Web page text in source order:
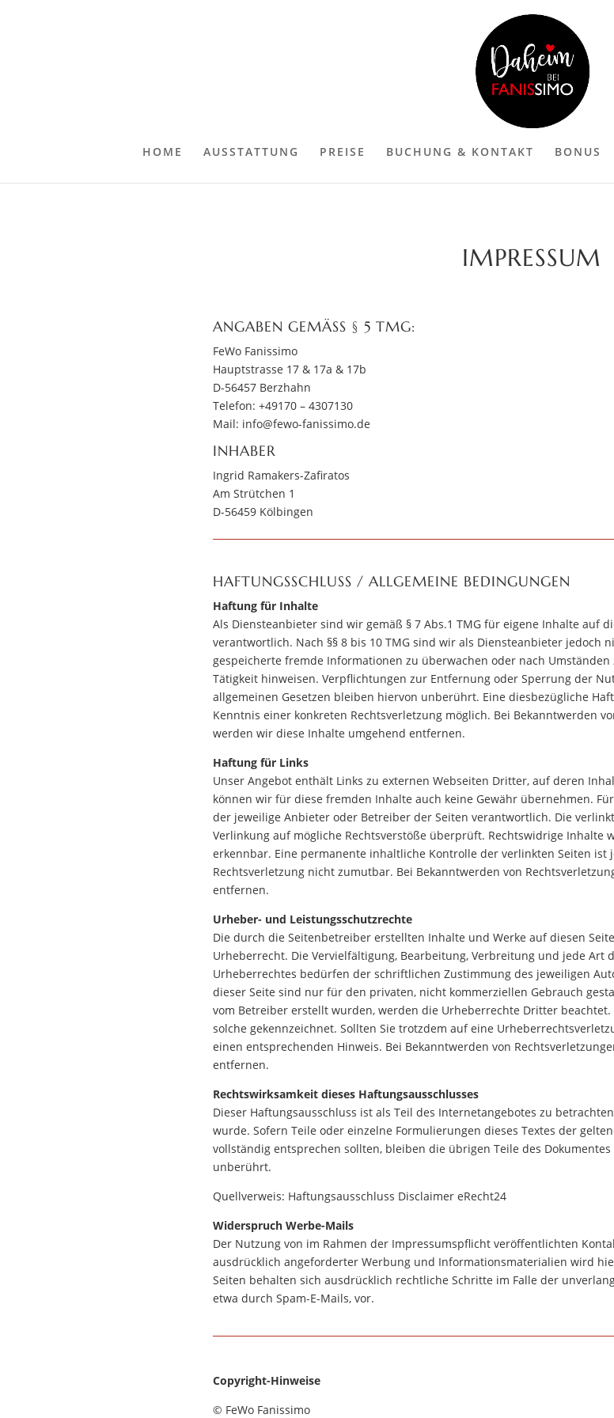
HOME AUSSTATTUNG PREISE BUCHUNG & KONTAKT BONUS
IMPRESSUM
ANGABEN GEMÄSS § 5 TMG:
FeWo Fanissimo
Hauptstrasse 17 & 17a & 17b
D-56457 Berzhahn
Telefon: +49170 – 4307130
Mail: info@fewo-fanissimo.de
INHABER
Ingrid Ramakers-Zafiratos
Am Strütchen 1
D-56459 Kölbingen
HAFTUNGSSCHLUSS / ALLGEMEINE BEDINGUNGEN
Haftung für Inhalte
Als Diensteanbieter sind wir gemäß § 7 Abs.1 TMG für eigene Inhalte auf
verantwortlich. Nach §§ 8 bis 10 TMG sind wir als Diensteanbieter jedoch
gespeicherte fremde Informationen zu überwachen oder nach
Tätigkeit hinweisen. Verpflichtungen zur Entfernung oder Sperrung der
allgemeinen Gesetzen bleiben hiervon unberührt. Eine diesbezügliche
Kenntnis einer konkreten Rechtsverletzung möglich. Bei Bekanntwerden
werden wir diese Inhalte umgehend entfernen.
Haftung für Links
Unser Angebot enthält Links zu externen Webseiten Dritter, auf deren
können wir für diese fremden Inhalte auch keine Gewähr übernehmen.
der jeweilige Anbieter oder Betreiber der Seiten verantwortlich. Die
Verlinkung auf mögliche Rechtsverstöße überprüft. Rechtswidrige Inhalte
erkennbar. Eine permanente inhaltliche Kontrolle der verlinkten Seiten ist
Rechtsverletzung nicht zumutbar. Bei Bekanntwerden von
entfernen.
Urheber- und Leistungsschutzrechte
Die durch die Seitenbetreiber erstellten Inhalte und Werke auf diesen
Urheberrecht. Die Vervielfältigung, Bearbeitung, Verbreitung und jede Art
Urheberrechtes bedürfen der schriftlichen Zustimmung des jeweiligen
dieser Seite sind nur für den privaten, nicht kommerziellen Gebrauch
vom Betreiber erstellt wurden, werden die Urheberrechte Dritter
solche gekennzeichnet. Sollten Sie trotzdem auf eine
einen entsprechenden Hinweis. Bei Bekanntwerden von
entfernen.
Rechtswirksamkeit dieses Haftungsausschlusses
Dieser Haftungsausschluss ist als Teil des Internetangebotes zu
wurde. Sofern Teile oder einzelne Formulierungen dieses Textes der
vollständig entsprechen sollten, bleiben die übrigen Teile des
unberührt.
Quellverweis: Haftungsausschluss Disclaimer eRecht24
Widerspruch Werbe-Mails
Der Nutzung von im Rahmen der Impressumspflicht veröffentlichten
ausdrücklich angeforderter Werbung und Informationsmaterialien wird
Seiten behalten sich ausdrücklich rechtliche Schritte im Falle der
etwa durch Spam-E-Mails, vor.
Copyright-Hinweise
© FeWo Fanissimo